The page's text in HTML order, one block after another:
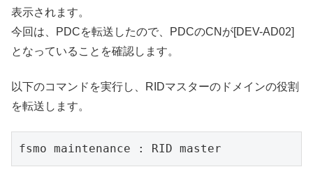
表示されます。
今回は、PDCを転送したので、PDCのCNが[DEV-AD02]
となっていることを確認します。
以下のコマンドを実行し、RIDマスターのドメインの役割
を転送します。
fsmo maintenance : RID master